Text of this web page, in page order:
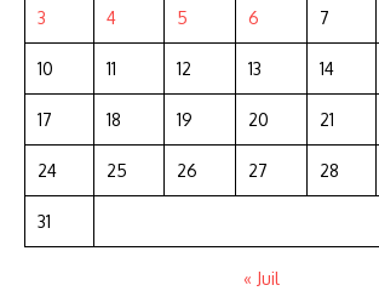
3 4 5 6 7
10 11 12 13 14
17 18 19 20 21
24 25 26 27 28
31
« Juil